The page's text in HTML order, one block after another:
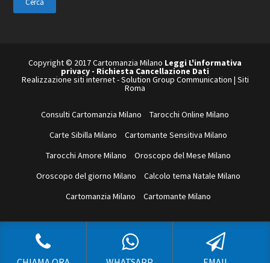
sito
web
Copyright © 2017 Cartomanzia Milano Leggi L'informativa
privacy - Richiesta Cancellazione Dati
Realizzazione siti internet-Solution Group Communication | Siti
Roma
Consulti Cartomanzia Milano
Tarocchi Online Milano
Carte Sibilla Milano
Cartomante Sensitiva Milano
Tarocchi Amore Milano
Oroscopo del Mese Milano
Oroscopo del giorno Milano
Calcolo tema Natale Milano
Cartomanzia Milano
Cartomante Milano